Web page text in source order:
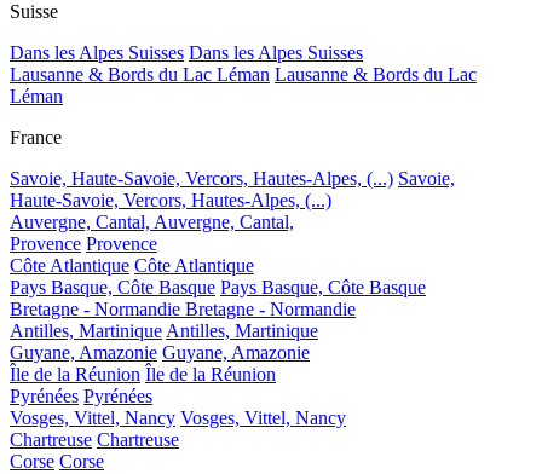
Suisse
Dans les Alpes Suisses Dans les Alpes Suisses
Lausanne & Bords du Lac Léman Lausanne & Bords du Lac
Léman
France
Savoie, Haute-Savoie, Vercors, Hautes-Alpes, (...) Savoie,
Haute-Savoie, Vercors, Hautes-Alpes, (...)
Auvergne, Cantal, Auvergne, Cantal,
Provence Provence
Côte Atlantique Côte Atlantique
Pays Basque, Côte Basque Pays Basque, Côte Basque
Bretagne - Normandie Bretagne - Normandie
Antilles, MartiniqueAntilles, Martinique
Guyane, Amazonie Guyane, Amazonie
Île de la Réunion Île de la Réunion
Pyrénées Pyrénées
Vosges, Vittel, Nancy Vosges, Vittel, Nancy
Chartreuse Chartreuse
Corse Corse